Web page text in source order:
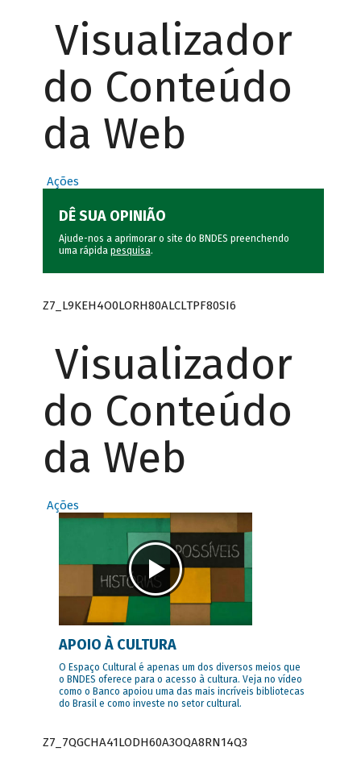
Visualizador
do Conteúdo
da Web
Ações
DÊ SUA OPINIÃO
Ajude-nos a aprimorar o site do BNDES preenchendo
uma rápida pesquisa.
Z7_L9KEH4O0LORH80ALCLTPF80SI6
Visualizador
do Conteúdo
da Web
Ações
APOIO À CULTURA
O Espaço Cultural é apenas um dos diversos meios que
o BNDES oferece para o acesso à cultura. Veja no vídeo
como o Banco apoiou uma das mais incríveis bibliotecas
do Brasil e como investe no setor cultural.
Z7_7QGCHA41LODH60A3OQA8RN14Q3